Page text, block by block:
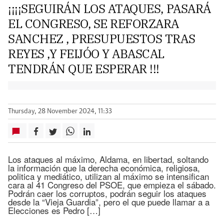
¡¡¡¡SEGUIRÁN LOS ATAQUES, PASARÁ
EL CONGRESO, SE REFORZARA
SANCHEZ , PRESUPUESTOS TRAS
REYES ,Y FEIJÓO Y ABASCAL
TENDRÁN QUE ESPERAR !!!
Thursday, 28 November 2024, 11:33
Los ataques al máximo, Aldama, en libertad, soltando
la información que la derecha económica, religiosa,
politica y mediático, utilizan al máximo se intensifican
cara al 41 Congreso del PSOE, que empieza el sábado.
Podrán caer los corruptos, podrán seguir los ataques
desde la “Vieja Guardia”, pero el que puede llamar a a
Elecciones es Pedro […]